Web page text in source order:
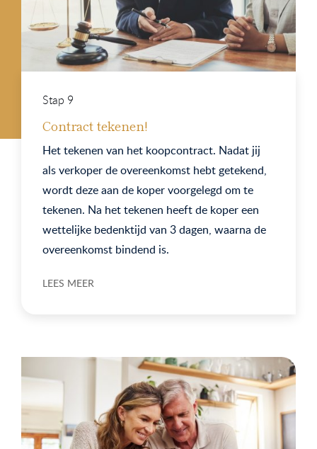
Stap 9
Contract tekenen!
Het tekenen van het koopcontract. Nadat jij
als verkoper de overeenkomst hebt getekend,
wordt deze aan de koper voorgelegd om te
tekenen. Na het tekenen heeft de koper een
wettelijke bedenktijd van 3 dagen, waarna de
overeenkomst bindend is.
LEES MEER